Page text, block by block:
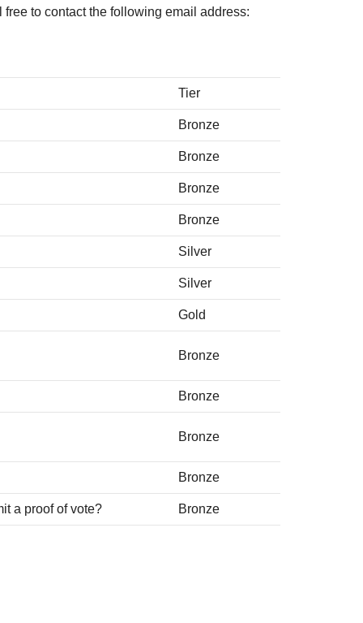
to contact the following email address:
Tier
Bronze
Bronze
Bronze
Bronze
Silver
Silver
Gold
Bronze
Bronze
Bronze
Bronze
a proof of vote? Bronze